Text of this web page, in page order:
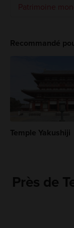
Patrimoine
Recommandé
Temple Yakushiji
Près de